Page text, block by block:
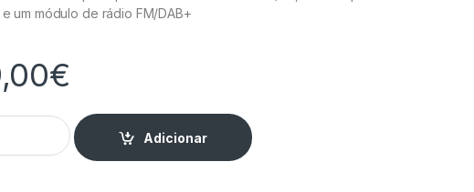
um módulo de rádio FM/DAB+
€
Audio com 100V e 240W DAB quantity
Adicionar